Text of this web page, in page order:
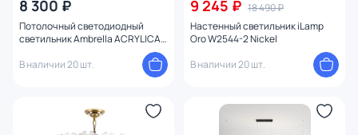
8 300 ₽
Потолочный светодиодный
светильник Ambrella ACRYLICA
В наличии 20 шт.
9 245 ₽ 18 490 ₽
Настенный светильник iLamp
Oro W2544-2 Nickel
В наличии 20 шт.